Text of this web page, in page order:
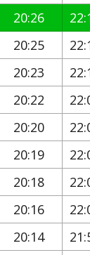
20:26
20:25
20:23
20:22
20:20
20:19
20:18
20:16
20:14